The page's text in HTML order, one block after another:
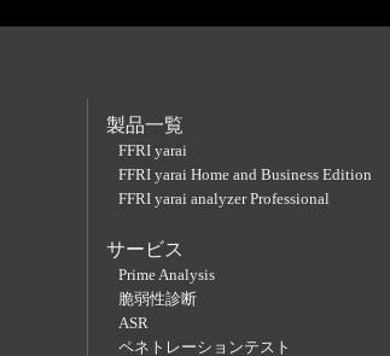
製品一覧
FFRI yarai
FFRI yarai Home and Business Edition
FFRI yarai analyzer Professional
サービス
Prime Analysis
脆弱性診断
ASR
ペネトレーションテスト